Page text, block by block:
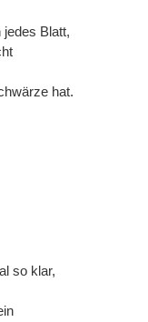
Blatt,
hat.
so klar,